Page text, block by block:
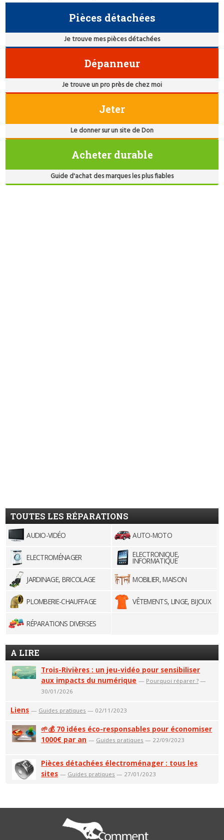
Pièces détachées
Je trouve mes pièces détachées
Dépanneur
Je trouve un pro près de chez moi
Jeter
Le donner sur un site de Don
Acheter durable
Guide d'achat des marques les plus fiables
TOUTES LES RÉPARATIONS
AUDIO-VIDÉO AUTO-MOTO
ELECTROMÉNAGER ELECTRONIQUE,
INFORMATIQUE
JARDINAGE, BRICOLAGE
MOBILIER, MAISON
PLOMBERIE-CHAUFFAGE VÊTEMENTS, LINGE, BIJOUX
RÉPARATIONS DIVERSES
A LIRE
Trois-Rivières : un jeu-vidéo pour sensibiliser
aux impacts du numérique — Pourquoi réparer ? —
30/01/2026
Liens — Guides pratiques — 02/11/2023
🌱💰 70 idées éco-responsables pour économiser
1000€ par an — Guides pratiques — 22/09/2023
Pièces détachées électroménager : tous les
sites — Guides pratiques — 27/01/2023